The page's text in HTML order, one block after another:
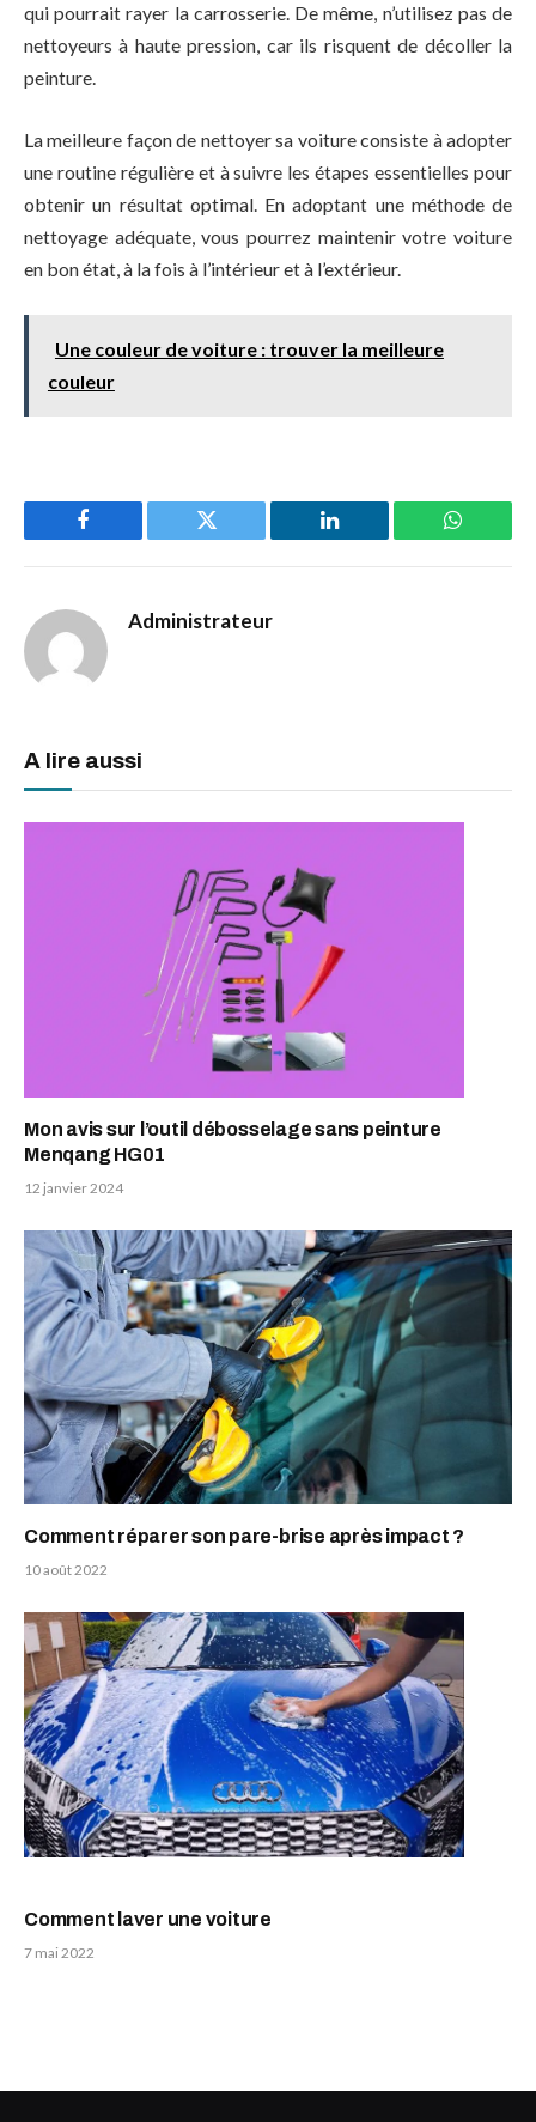
qui pourrait rayer la carrosserie. De même, n’utilisez pas de
nettoyeurs à haute pression, car ils risquent de décoller la
peinture.
La meilleure façon de nettoyer sa voiture consiste à adopter
une routine régulière et à suivre les étapes essentielles pour
obtenir un résultat optimal. En adoptant une méthode de
nettoyage adéquate, vous pourrez maintenir votre voiture
en bon état, à la fois à l’intérieur et à l’extérieur.
Une couleur de voiture : trouver la meilleure
couleur
Facebook Twitter LinkedIn
Administrateur
A lire aussi
Mon avis sur l’outil débosselage sans peinture
Menqang ‎HG01
12 janvier 2024
Comment réparer son pare-brise après impact ?
10 août 2022
Comment laver une voiture
7 mai 2022